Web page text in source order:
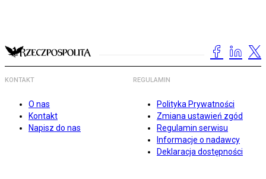
KONTAKT
O nas
Kontakt
Napisz do nas
REGULAMIN
Polityka Prywatności
Zmiana ustawień zgód
Regulamin serwisu
Informacje o nadawcy
Deklaracja dostępności